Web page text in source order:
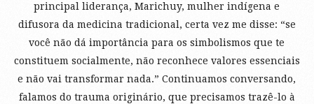
principal liderança, Marichuy, mulher indígena e
difusora da medicina tradicional, certa vez me disse: “se
você não dá importância para os simbolismos que te
constituem socialmente, não reconhece valores essenciais
e não vai transformar nada.” Continuamos conversando,
falamos do trauma originário, que precisamos trazê-lo à